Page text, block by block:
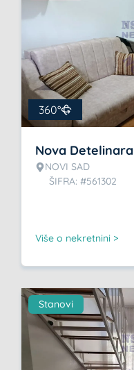
360°
Nova Detelinara
NOVI SAD
ŠIFRA: #561302
Više o nekretnini >
Stanovi